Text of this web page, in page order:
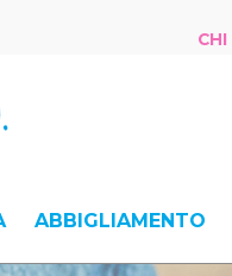
ABBIGLIAMENTO